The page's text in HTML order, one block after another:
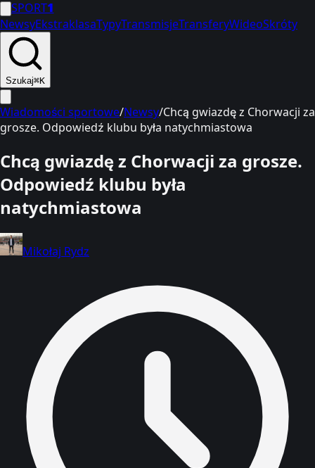
SPORT1
NewsyEkstraklasaTypyTransmisjeTransferyWideoSkróty
Szukaj⌘K
Wiadomości sportowe/Newsy/Chcą gwiazdę z Chorwacji za
grosze. Odpowiedź klubu była natychmiastowa
Chcą gwiazdę z Chorwacji za grosze.
Odpowiedź klubu była
natychmiastowa
Mikołaj Rydz